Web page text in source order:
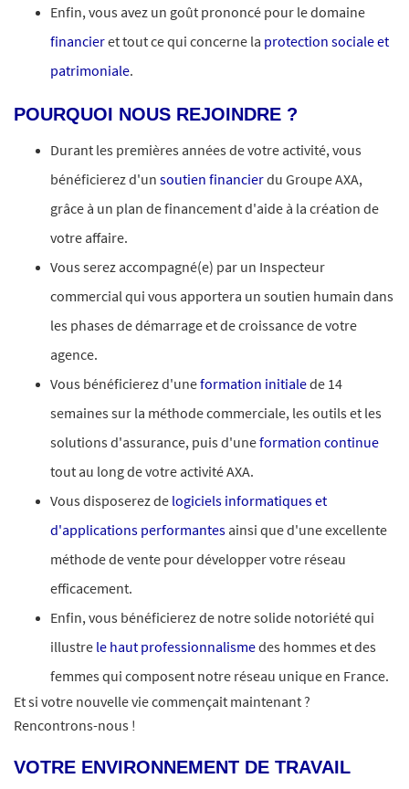
Enfin, vous avez un goût prononcé pour le domaine
financieret tout ce qui concerne la protection sociale et
patrimoniale.
POURQUOI NOUS REJOINDRE ?
Durant les premières années de votre activité, vous
bénéficierez d'un soutien financierdu Groupe AXA,
grâce à un plan de financement d'aide à la création de
votre affaire.
Vous serez accompagné(e) par un Inspecteur
commercial qui vous apportera un soutien humain dans
les phases de démarrage et de croissance de votre
agence.
Vous bénéficierez d'uneformation initialede 14
semaines sur la méthode commerciale, les outils et les
solutions d'assurance, puis d'uneformation continue
tout au long de votre activité AXA.
Vous disposerez de logiciels informatiques et
d'applications performantes ainsi que d'une excellente
méthode de vente pour développer votre réseau
efficacement.
Enfin, vous bénéficierez de notre solide notoriété qui
illustre le haut professionnalismedes hommes et des
femmes qui composent notre réseau unique en France.
Et si votre nouvelle vie commençait maintenant ?
Rencontrons-nous !
VOTRE ENVIRONNEMENT DE TRAVAIL